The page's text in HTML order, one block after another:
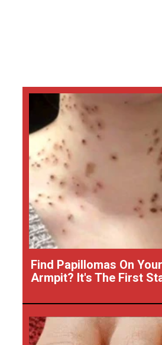
Find Papillomas On
Armpit? It's The First